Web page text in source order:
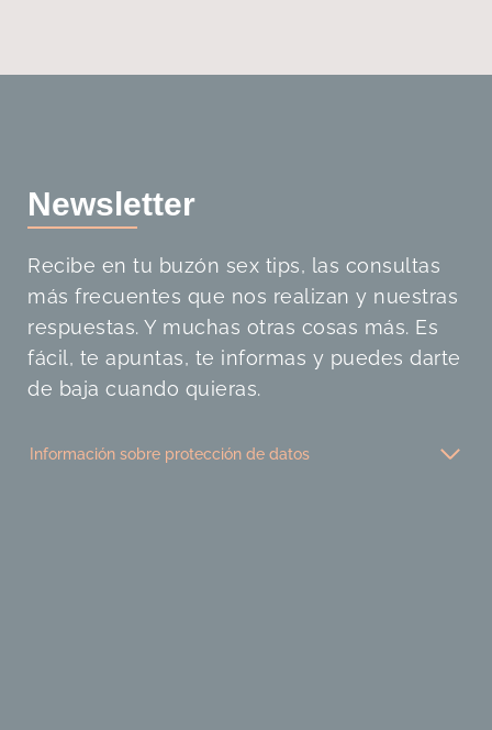
Newsletter
Recibe en tu buzón sex tips, las consultas
más frecuentes que nos realizan y nuestras
respuestas. Y muchas otras cosas más. Es
fácil, te apuntas, te informas y puedes darte
de baja cuando quieras.
Información sobre protección de datos